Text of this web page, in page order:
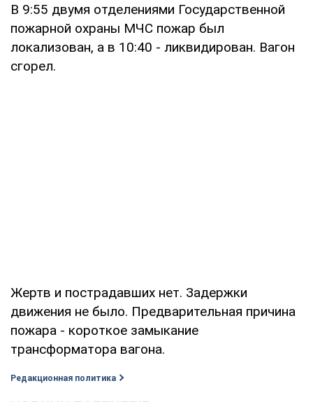
В 9:55 двумя отделениями Государственной
пожарной охраны МЧС пожар был
локализован, а в 10:40 - ликвидирован. Вагон
сгорел.
Жертв и пострадавших нет. Задержки
движения не было. Предварительная причина
пожара - короткое замыкание
трансформатора вагона.
Редакционная политика